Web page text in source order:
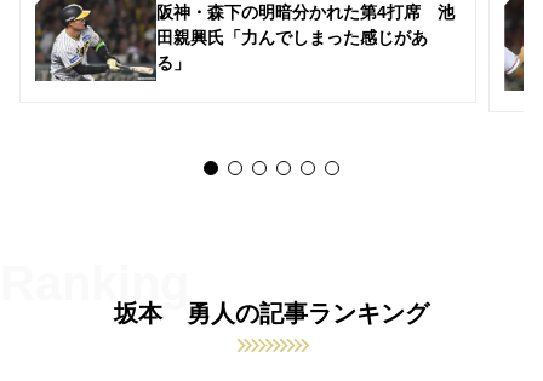
阪神・森下の明暗分かれた第4打席 池
田親興氏「力んでしまった感じがあ
る」
坂本 勇人の記事ランキング